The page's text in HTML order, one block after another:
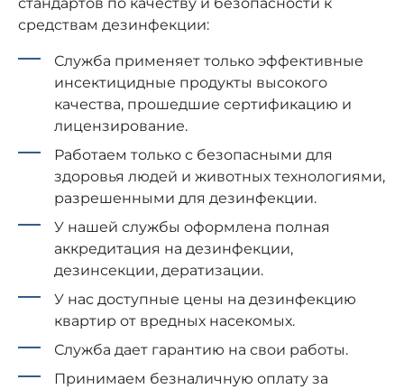
стандартов по качеству и безопасности к
средствам дезинфекции:
Служба применяет только эффективные
инсектицидные продукты высокого
качества, прошедшие сертификацию и
лицензирование.
Работаем только с безопасными для
здоровья людей и животных технологиями,
разрешенными для дезинфекции.
У нашей службы оформлена полная
аккредитация на дезинфекции,
дезинсекции, дератизации.
У нас доступные цены на дезинфекцию
квартир от вредных насекомых.
Служба дает гарантию на свои работы.
Принимаем безналичную оплату за